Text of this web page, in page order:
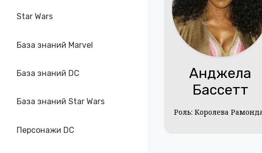
Star Wars
База знаний Marvel
База знаний DC
База знаний Star Wars
Персонажи DC
Анджела
Бассетт
Роль: Королева